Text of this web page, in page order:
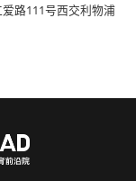
路111号西交利物浦